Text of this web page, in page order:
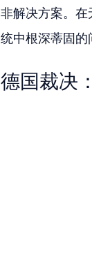
非解决方案。
统中根深蒂固
德国裁决